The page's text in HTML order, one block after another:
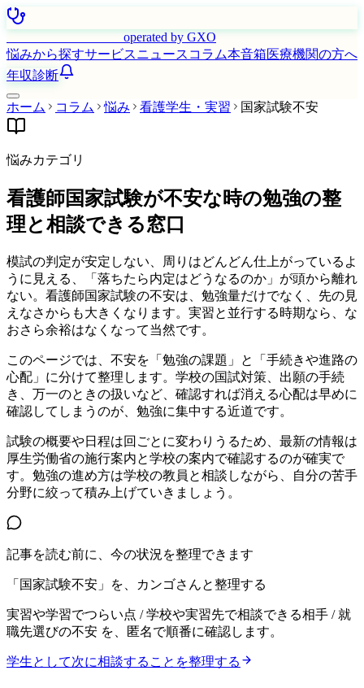
operated by GXO
悩みから探すサービスニュース コラム本音箱医療機関の方へ
年収診断
ホーム コラム 悩み 看護学生・実習 国家試験不安
悩みカテゴリ
看護師国家試験が不安な時の勉強の整
理と相談できる窓口
模試の判定が安定しない、周りはどんどん仕上がっているよ
うに見える、「落ちたら内定はどうなるのか」が頭から離れ
ない。看護師国家試験の不安は、勉強量だけでなく、先の見
えなさからも大きくなります。実習と並行する時期なら、な
おさら余裕はなくなって当然です。
このページでは、不安を「勉強の課題」と「手続きや進路の
心配」に分けて整理します。学校の国試対策、出願の手続
き、万一のときの扱いなど、確認すれば消える心配は早めに
確認してしまうのが、勉強に集中する近道です。
試験の概要や日程は回ごとに変わりうるため、最新の情報は
厚生労働省の施行案内と学校の案内で確認するのが確実で
す。勉強の進め方は学校の教員と相談しながら、自分の苦手
分野に絞って積み上げていきましょう。
記事を読む前に、今の状況を整理できます
「国家試験不安」を、カンゴさんと整理する
実習や学習でつらい点 / 学校や実習先で相談できる相手 / 就
職先選びの不安 を、匿名で順番に確認します。
学生として次に相談することを整理する